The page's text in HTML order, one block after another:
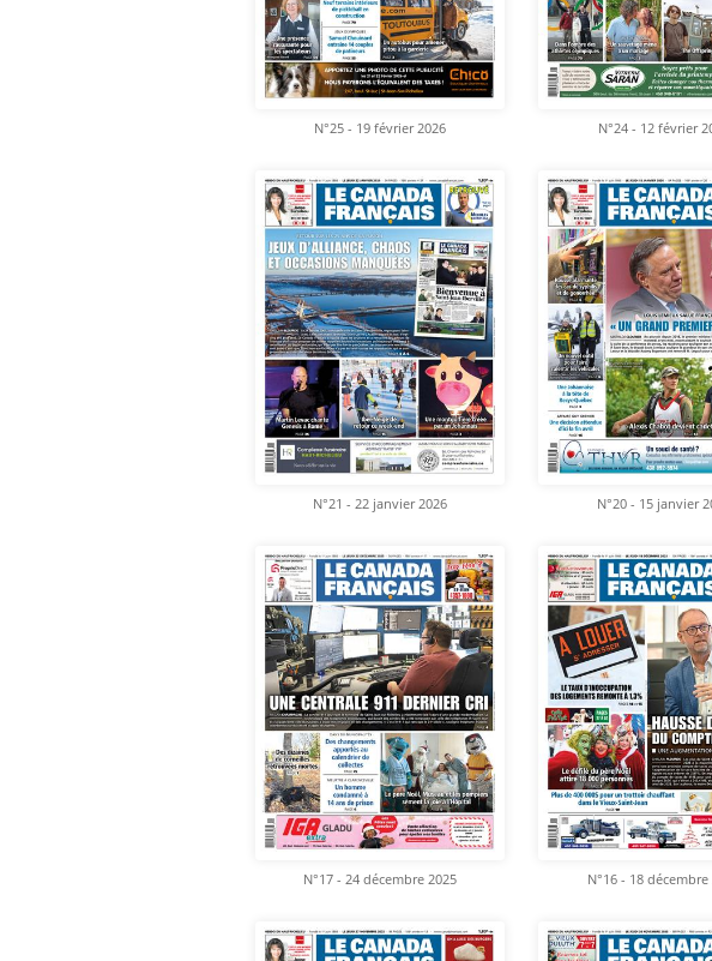
N°25 - 19 février 2026 N°24 - 12 février
N°21 - 22 janvier 2026 N°20 - 15 janvier
N°17 - 24 décembre 2025 N°16 - 18 décembre